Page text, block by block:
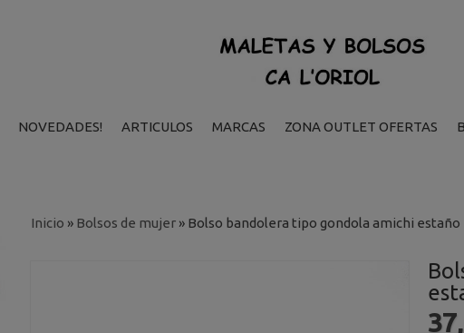
NOVEDADES! ARTICULOS MARCAS ZONA OUTLET OFERTAS
Inicio » Bolsos de mujer» Bolso bandolera tipo gondola amichi estaño